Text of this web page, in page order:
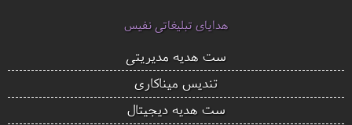
هدایای تبلیغاتی نفیس
ست هدیه مدیریتی
تندیس میناکاری
ست هدیه دیجیتال